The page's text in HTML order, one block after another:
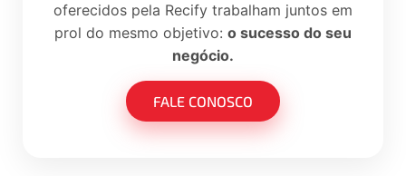
oferecidos pela Recify trabalham juntos em
prol do mesmo objetivo: o sucesso do seu
negócio.
FALE CONOSCO